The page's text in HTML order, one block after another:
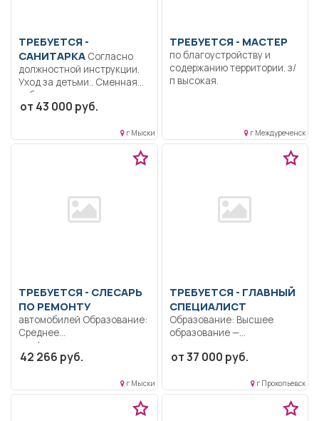
ТРЕБУЕТСЯ -
САНИТАРКА
должностной инструкции.
Уход за детьми.. Сменная
работа..
от 43 000 руб.
г Мыски
ТРЕБУЕТСЯ - МАСТЕР
по благоустройству и
содержанию территории. з/
п высокая.
г Междуреченск
ТРЕБУЕТСЯ - СЛЕСАРЬ
ПО РЕМОНТУ
автомобилей Образование:
Среднее
профессиональное
образование.. Ремонт и
42 266 руб.
г Мыски
ТРЕБУЕТСЯ - ГЛАВНЫЙ
СПЕЦИАЛИСТ
Образование: Высшее
образование —
магистратура..
от 37 000 руб.
г Прокопьевск